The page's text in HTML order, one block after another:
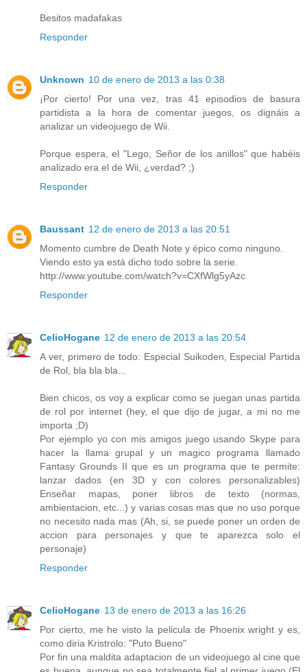
Besitos madafakas
Responder
Unknown 10 de enero de 2013 a las 0:38
¡Por cierto! Por una vez, tras 41 episodios de basura
partidista a la hora de comentar juegos, os dignáis a
analizar un videojuego de Wii.
Porque espera, el "Lego, Señor de los anillos" que habéis
analizado era el de Wii, ¿verdad? ;)
Responder
Baussant 12 de enero de 2013 a las 20:51
Momento cumbre de Death Note y épico como ninguno.
Viendo esto ya está dicho todo sobre la serie.
http://www.youtube.com/watch?v=CXfWlg5yAzc
Responder
CelioHogane 12 de enero de 2013 a las 20:54
A ver, primero de todo: Especial Suikoden, Especial Partida
de Rol, bla bla bla...
Bien chicos, os voy a explicar como se juegan unas partida
de rol por internet (hey, el que dijo de jugar, a mi no me
importa ;D)
Por ejemplo yo con mis amigos juego usando Skype para
hacer la llama grupal y un magico programa llamado
Fantasy Grounds II que es un programa que te permite:
lanzar dados (en 3D y con colores personalizables)
Enseñar mapas, poner libros de texto (normas,
ambientacion, etc...) y varias cosas mas que no uso porque
no necesito nada mas (Ah, si, se puede poner un orden de
accion para personajes y que te aparezca solo el
personaje)
Responder
CelioHogane 13 de enero de 2013 a las 16:26
Por cierto, me he visto la pelicula de Phoenix wright y es,
como diria Kristrolo: "Puto Bueno"
Por fin una maldita adaptacion de un videojuego al cine que